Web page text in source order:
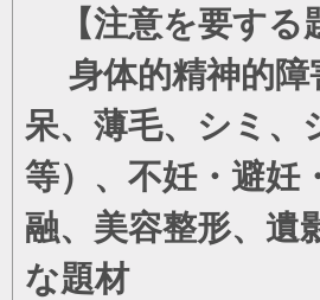
【注意を要する
身体的精神的障
呆、薄毛、シミ、
等）、不妊・避妊
融、美容整形、遺
な題材